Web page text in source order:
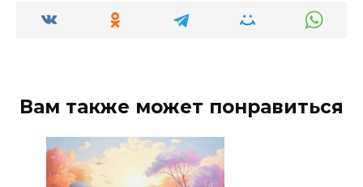
Вам также может понравиться